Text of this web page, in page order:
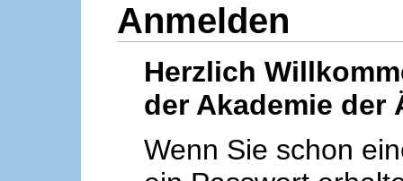
Anmelden
Herzlich
der Akademie der
Wenn Sie schon